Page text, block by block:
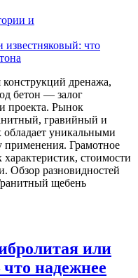
и
дренажа,
бетон — залог
проекта. Рынок
гравийный и
уникальными
Грамотное
стоимости
Обзор разновидностей
щебень
или
надежнее